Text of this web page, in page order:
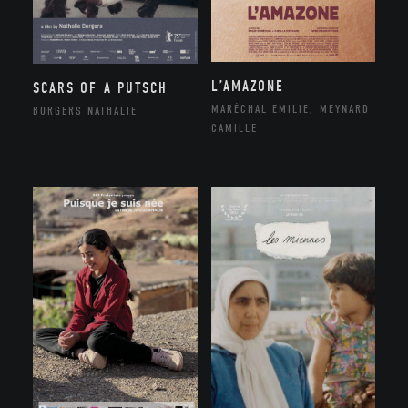
SCARS OF A PUTSCH
BORGERS NATHALIE
L’AMAZONE
MARÉCHAL EMILIE, MEYNARD
CAMILLE